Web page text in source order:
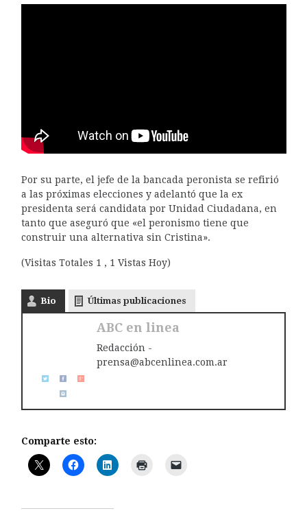
Por su parte, el jefe de la bancada peronista se refirió
a las próximas elecciones y adelantó que la ex
presidenta será candidata por Unidad Ciudadana, en
tanto que aseguró que «el peronismo tiene que
construir una alternativa sin Cristina».
(Visitas Totales 1 , 1 Vistas Hoy)
Bio Últimas publicaciones
ABC en linea
Redacción -
prensa@abcenlinea.com.ar
Comparte esto: